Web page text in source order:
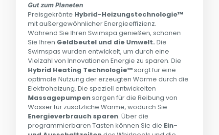
Gut zum Planeten
Preisgekrönte Hybrid-Heizungstechnologie™
mit außergewöhnlicher Energieeffizienz.
Während Sie Ihren Swimspa genießen, schonen
Sie Ihren Geldbeutel und die Umwelt.Die
Swimspas wurden entwickelt, um durch eine
Vielzahl von Innovationen Energie zu sparen. Die
Hybrid Heating Technologie™sorgt für eine
optimale Nutzung der erzeugten Wärme durch die
Elektroheizung. Die speziell entwickelten
Massagepumpensorgen für die Reibung von
Wasser für zusätzliche Wärme, wodurch Sie
Energieverbrauch sparen. Über die
programmierbaren Tasten können Sie die Ein-